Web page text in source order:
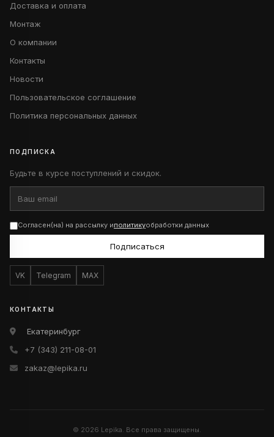
Доставка и оплата
Монтаж
О компании
Контакты
Новости
Пользовательское соглашение
Политика персональных данных
ПОДПИСКА
Будьте в курсе поступлений и скидок.
Согласен(на) на рассылку иполитикуобработки данных
Подписаться
VK Telegram MAX
КОНТАКТЫ
Екатеринбург
+7 (343) 211-08-01
zakaz@lepika.ru
© 2026 Lepika. Все права защищены.